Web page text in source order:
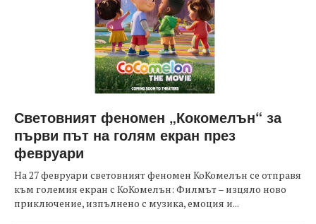
Световният феномен „Кокомелън“ за
първи път на голям екран през
февруари
На 27 февруари световният феномен КоКомелън се отправя
към големия екран с КоКомелън: Филмът – изцяло ново
приключение, изпълнено с музика, емоция и...